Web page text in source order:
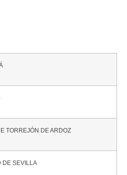
TORREJÓN DE ARDOZ
DE SEVILLA